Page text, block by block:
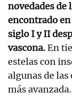
novedades de
encontrado
siglo I y II
vascona.En
estelas con
algunas de
más